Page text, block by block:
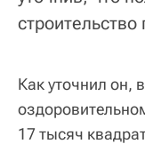
строительство
Как уточнил он,
17 тысяч